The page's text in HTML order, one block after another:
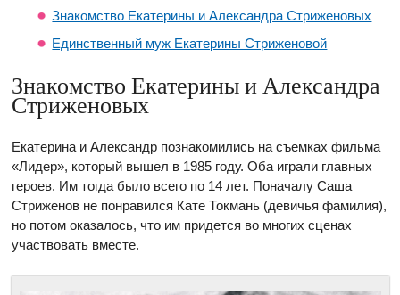
Знакомство Екатерины и Александра Стриженовых
Единственный муж Екатерины Стриженовой
Знакомство Екатерины и Александра
Стриженовых
Екатерина и Александр познакомились на съемках фильма
«Лидер», который вышел в 1985 году. Оба играли главных
героев. Им тогда было всего по 14 лет. Поначалу Саша
Стриженов не понравился Кате Токмань (девичья фамилия),
но потом оказалось, что им придется во многих сценах
участвовать вместе.